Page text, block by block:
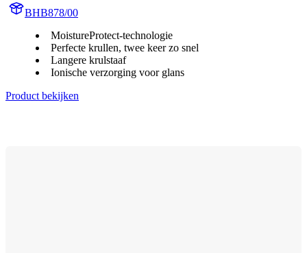
BHB878/00
MoistureProtect-technologie
Perfecte krullen, twee keer zo snel
Langere krulstaaf
Ionische verzorging voor glans
Product bekijken